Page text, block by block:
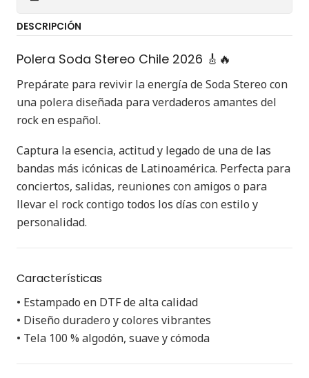
DESCRIPCIÓN
Polera Soda Stereo Chile 2026 🎸🔥
Prepárate para revivir la energía de Soda Stereo con
una polera diseñada para verdaderos amantes del
rock en español.
Captura la esencia, actitud y legado de una de las
bandas más icónicas de Latinoamérica. Perfecta para
conciertos, salidas, reuniones con amigos o para
llevar el rock contigo todos los días con estilo y
personalidad.
Características
• Estampado en DTF de alta calidad
• Diseño duradero y colores vibrantes
• Tela 100 % algodón, suave y cómoda